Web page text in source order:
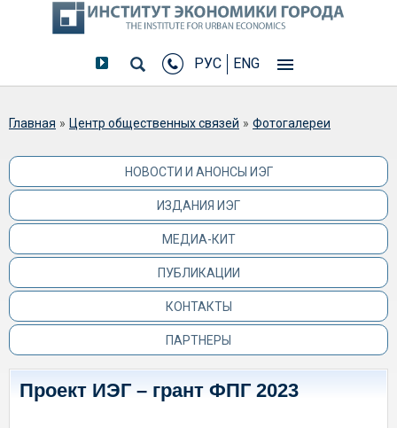
РУС ENG
Вы здесь
Главная » Центр общественных связей » Фотогалереи
НОВОСТИ И АНОНСЫ ИЭГ
ИЗДАНИЯ ИЭГ
МЕДИА-КИТ
ПУБЛИКАЦИИ
КОНТАКТЫ
ПАРТНЕРЫ
Проект ИЭГ – грант ФПГ 2023